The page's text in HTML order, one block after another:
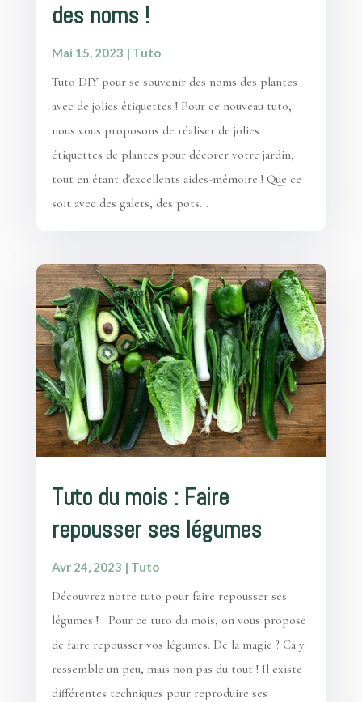
des noms !
Mai 15, 2023 | Tuto
Tuto DIY pour se souvenir des noms des plantes
avec de jolies étiquettes ! Pour ce nouveau tuto,
nous vous proposons de réaliser de jolies
étiquettes de plantes pour décorer votre jardin,
tout en étant d'excellents aides-mémoire ! Que ce
soit avec des galets, des pots...
Tuto du mois : Faire
repousser ses légumes
Avr 24, 2023 | Tuto
Découvrez notre tuto pour faire repousser ses
légumes ! Pour ce tuto du mois, on vous propose
de faire repousser vos légumes. De la magie ? Ca y
ressemble un peu, mais non pas du tout ! Il existe
différentes techniques pour reproduire ses